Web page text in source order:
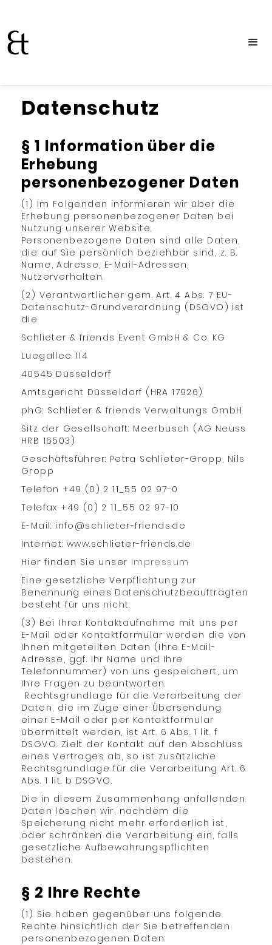
Datenschutz
§ 1 Information über die
Erhebung
personenbezogener Daten
(1) Im Folgenden informieren wir über die
Erhebung personenbezogener Daten bei
Nutzung unserer Website.
Personenbezogene Daten sind alle Daten,
die auf Sie persönlich beziehbar sind, z. B.
Name, Adresse, E-Mail-Adressen,
Nutzerverhalten.
(2) Verantwortlicher gem. Art. 4 Abs. 7 EU-
Datenschutz-Grundverordnung (DSGVO) ist
die
Schlieter & friends Event GmbH & Co. KG
Luegallee 114
40545 Düsseldorf
Amtsgericht Düsseldorf (HRA 17926)
phG: Schlieter & friends Verwaltungs GmbH
Sitz der Gesellschaft: Meerbusch (AG Neuss
HRB 16503)
Geschäftsführer: Petra Schlieter-Gropp, Nils
Gropp
Telefon +49 (0) 2 11_55 02 97-0
Telefax +49 (0) 2 11_55 02 97-10
E-Mail: info@schlieter-friends.de
Internet: www.schlieter-friends.de
Hier finden Sie unser Impressum
Eine gesetzliche Verpflichtung zur
Benennung eines Datenschutzbeauftragten
besteht für uns nicht.
(3) Bei Ihrer Kontaktaufnahme mit uns per
E-Mail oder Kontaktformular werden die von
Ihnen mitgeteilten Daten (Ihre E-Mail-
Adresse, ggf. Ihr Name und Ihre
Telefonnummer) von uns gespeichert, um
Ihre Fragen zu beantworten.
Rechtsgrundlage für die Verarbeitung der
Daten, die im Zuge einer Übersendung
einer E-Mail oder per Kontaktformular
übermittelt werden, ist Art. 6 Abs. 1 lit. f
DSGVO. Zielt der Kontakt auf den Abschluss
eines Vertrages ab, so ist zusätzliche
Rechtsgrundlage für die Verarbeitung Art. 6
Abs. 1 lit. b DSGVO.
Die in diesem Zusammenhang anfallenden
Daten löschen wir, nachdem die
Speicherung nicht mehr erforderlich ist,
oder schränken die Verarbeitung ein, falls
gesetzliche Aufbewahrungspflichten
bestehen.
§ 2 Ihre Rechte
(1) Sie haben gegenüber uns folgende
Rechte hinsichtlich der Sie betreffenden
personenbezogenen Daten: